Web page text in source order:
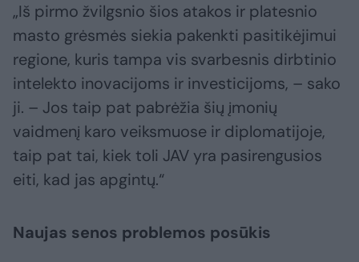
„Iš pirmo žvilgsnio šios atakos ir platesnio
masto grėsmės siekia pakenkti pasitikėjimui
regione, kuris tampa vis svarbesnis dirbtinio
intelekto inovacijoms ir investicijoms, – sako
ji. – Jos taip pat pabrėžia šių įmonių
vaidmenį karo veiksmuose ir diplomatijoje,
taip pat tai, kiek toli JAV yra pasirengusios
eiti, kad jas apgintų.“
Naujas senos problemos posūkis